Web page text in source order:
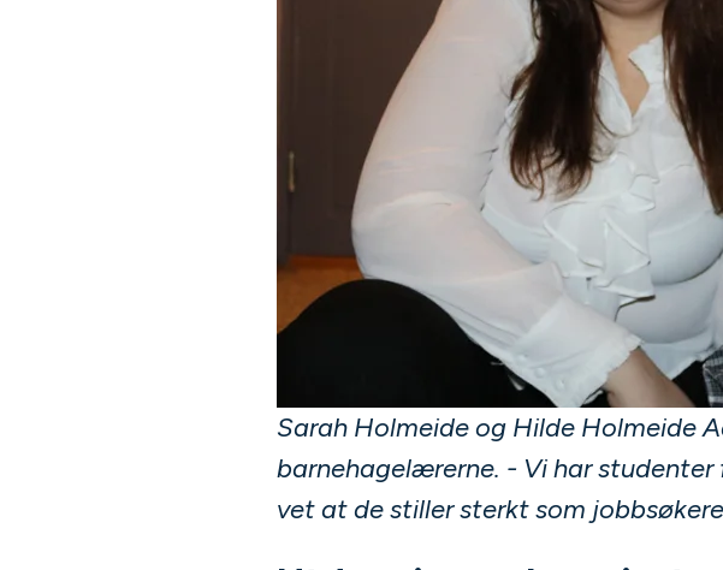
Sarah Holmeide og Hilde Holmeide
barnehagelærerne. - Vi har studenter
vet at de stiller sterkt som